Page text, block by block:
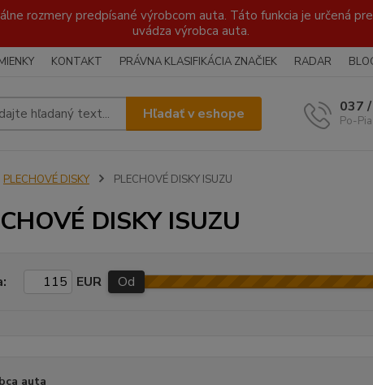
rozmery predpísané výrobcom auta. Táto funkcia je určená
uvádza výrobca auta.
KONTAKT PRÁVNA KLASIFIKÁCIA ZNAČIEK RADAR
Hľadať v eshope 037
Po-
PLECHOVÉ DISKY PLECHOVÉ DISKY ISUZU
DISKY ISUZU
EUR Od
auta